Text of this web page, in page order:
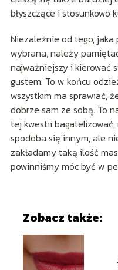
błyszczące i stosunkowo
Niezależnie od tego,
wybrana, należy
najważniejszy i kierować
gustem. To w końcu
wszystkim ma sprawiać,
dobrze sam ze sobą. To
tej kwestii bagatelizować,
spodoba się innym, ale
zakładamy taką ilość
powinniśmy móc być w
Zobacz także: